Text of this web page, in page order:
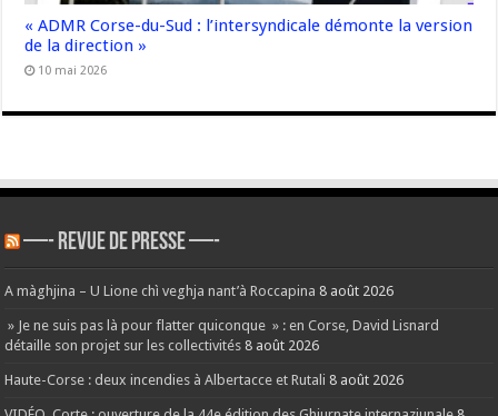
« ADMR Corse-du-Sud : l’intersyndicale démonte la version
de la direction »
10 mai 2026
—- REVUE DE PRESSE —-
A màghjina – U Lione chì veghja nant’à Roccapina 8 août 2026
» Je ne suis pas là pour flatter quiconque » : en Corse, David Lisnard
détaille son projet sur les collectivités 8 août 2026
Haute-Corse : deux incendies à Albertacce et Rutali 8 août 2026